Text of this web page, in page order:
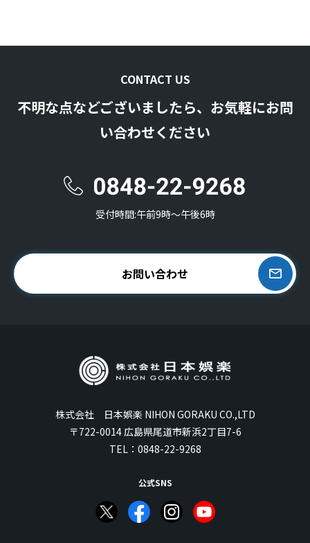
CONTACT US
不明な点などございましたら、お気軽にお問
い合わせください
受付時間:午前9時〜午後6時
お問い合わせ
株式会社 日本娯楽 NIHON GORAKU CO.,LTD
〒722-0014 広島県尾道市新浜2丁目7-6
TEL： 0848-22-9268
公式SNS